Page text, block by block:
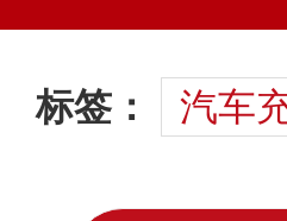
标签： 汽车